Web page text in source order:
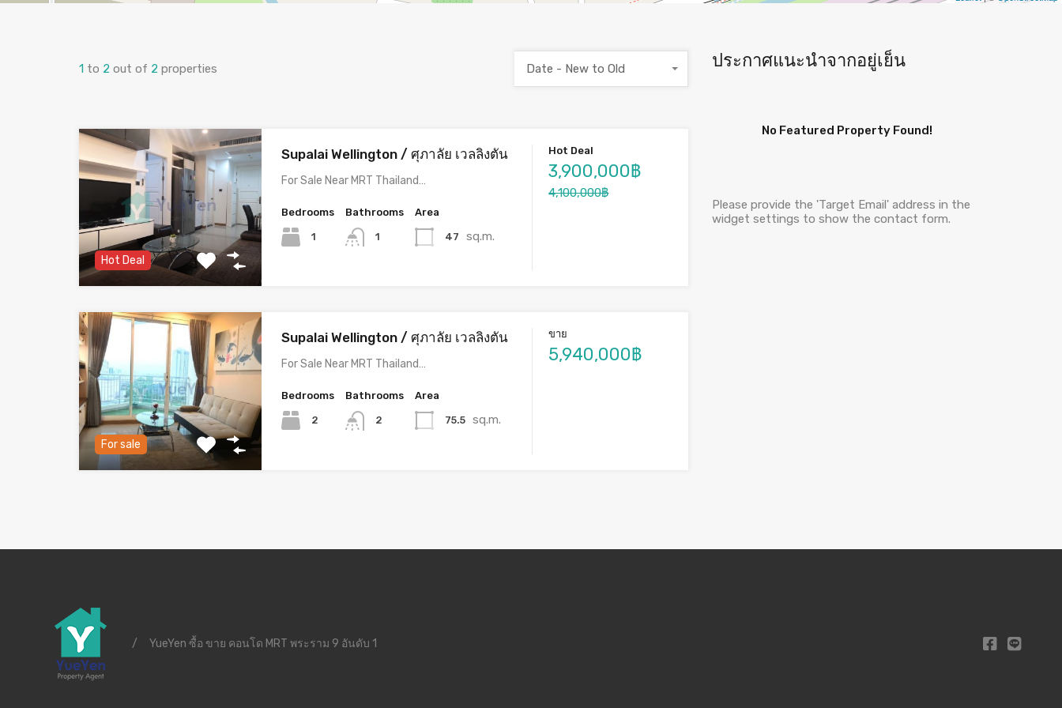
1 to 2 out of 2 properties Date - New to Old
Hot Deal
Supalai Wellington / ศุภาลัย เวลลิงตัน
For Sale Near MRT Thailand…
Bedrooms
1
Bathrooms
1
Area
47 sq.m.
Hot Deal
3,900,000฿
4,100,000฿
For sale
Supalai Wellington / ศุภาลัย เวลลิงตัน
For Sale Near MRT Thailand…
Bedrooms
2
Bathrooms
2
Area
75.5 sq.m.
ขาย
5,940,000฿
ประกาศแนะนำจากอยู่เย็น
No Featured Property Found!
Please provide the 'Target Email' address in the
widget settings to show the contact form.
/ YueYen ซื้อ ขาย คอนโด MRT พระราม 9 อันดับ 1